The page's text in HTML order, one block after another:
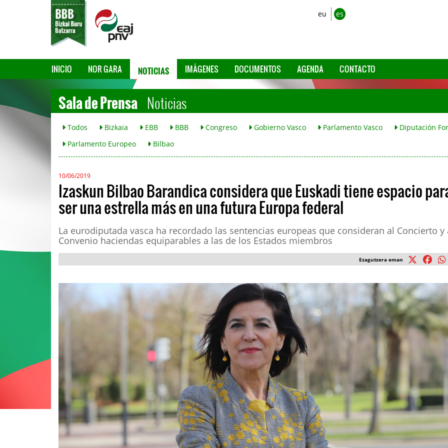
eu es
INICIO NOR GARA NOTICIAS IMÁGENES DOCUMENTOS AGENDA CONTACTO
Sala de Prensa Noticias
Todos Bizkaia EBB BBB Congreso Gobierno Vasco Parlamento Vasco
Diputación
Parlamento Europeo
Bilbao
10/06/2019
Izaskun Bilbao Barandica considera que Euskadi tiene espacio
ser una estrella más en una futura Europa federal
La eurodiputada vasca ha recordado las sentencias europeas que consideran al Concierto y
Convenio haciendas equiparables a las de los Estados miembros
Ezagutzera eman